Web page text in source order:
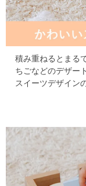
積み重ねるとまる
ちごなどのデザー
スイーツデザイン